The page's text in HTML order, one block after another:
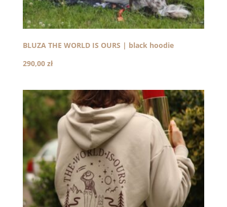
BLUZA THE WORLD IS OURS | black hoodie
290,00 zł